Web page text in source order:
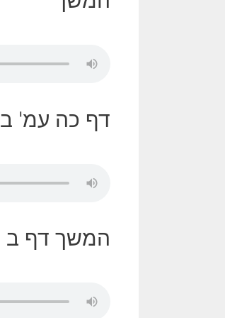
דף כה עמ' ב
המשך דף ב